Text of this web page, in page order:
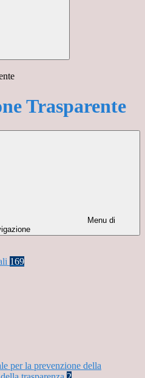
Trasparente
Menu di
169
per la prevenzione della